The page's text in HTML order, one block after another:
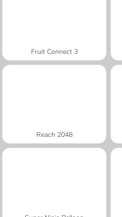
Fruit Connect 3
Reach 2048